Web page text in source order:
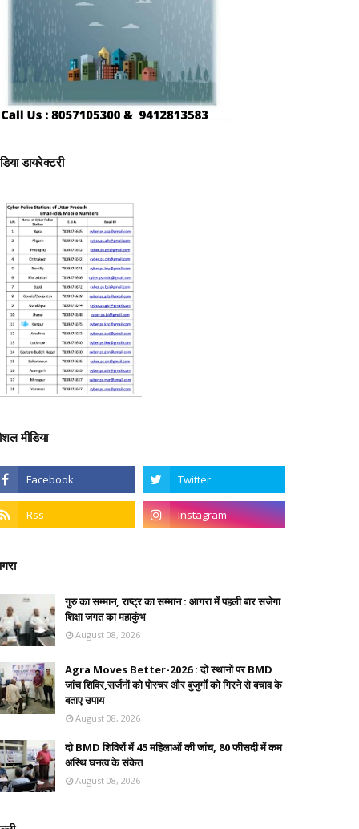
डायरेक्टरी
मीडिया
गुरु का सम्मान, राष्ट्र का सम्मान : आगरा में पहली बार सजेगा
शिक्षा जगत का महाकुंभ
August 08, 2026
Agra Moves Better-2026 : दो स्थानों पर BMD
जांच शिविर,सर्जनों को पोस्चर और बुजुर्गों को गिरने से बचाव के
बताए उपाय
August 08, 2026
दो BMD शिविरों में 45 महिलाओं की जांच, 80 फीसदी में कम
अस्थि घनत्व के संकेत
August 08, 2026